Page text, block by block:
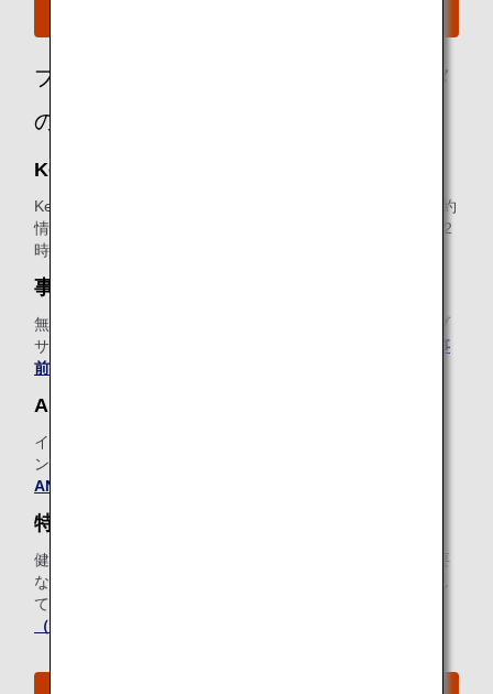
プレミアムエコノミーのお客様におススメ
のオプショナルサービス
Keep My Fare
Keep My Fareは、航空券のご購入を検討される際に、ご予約
情報や運賃情報を確保できる便利なサービスです（発券の72
時間前まで）。
事前追加手荷物
無料手荷物許容量を超える手荷物の追加料金を、ANAウェブ
サイトで事前にお支払いいただける便利なサービスです。
事
前追加手荷物について、詳しくはこちら
ANA Wi-Fi Service
インターネット、Eメール、SNSをご利用いただける機内イ
ンターネット接続サービスをご用意しています（有料）。
ANA Wi-Fi Serviceについて、詳しくはこちら
特別機内食（スペシャルミール）
健康上または宗教上の理由によりお食事に特別な配慮が必要
なお客様のために、ANAではさまざまな特別機内食を提供し
ております。ご出発前にお申し込みください。
（スペシャルミール）について、詳しくはこちら